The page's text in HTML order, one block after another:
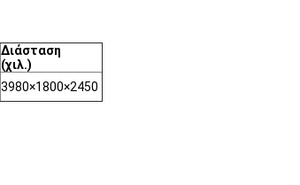
Διάσταση
(χιλ.)
3980×1800×2450